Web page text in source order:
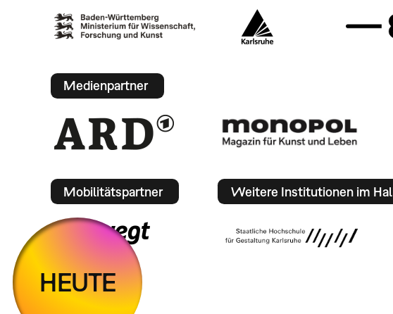
Medienpartner
Mobilitätspartner Weitere Institutionen im
HEUTE